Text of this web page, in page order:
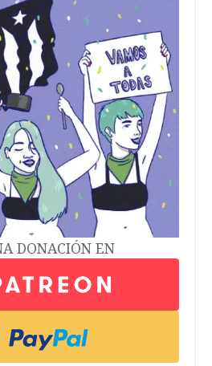
DONACIÓN EN